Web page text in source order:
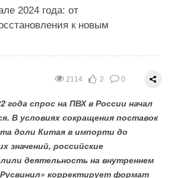
2024 года: от
к новым
2114 2 0
года спрос на ПВХ в России начал
В условиях сокращения поставок
доли Китая в импорти до
значений, российские
деятельность на внутреннем
корректирует формат
1264
1249
1402
науки и технологий
и радиоэлектроники
будет использовать в солнечной